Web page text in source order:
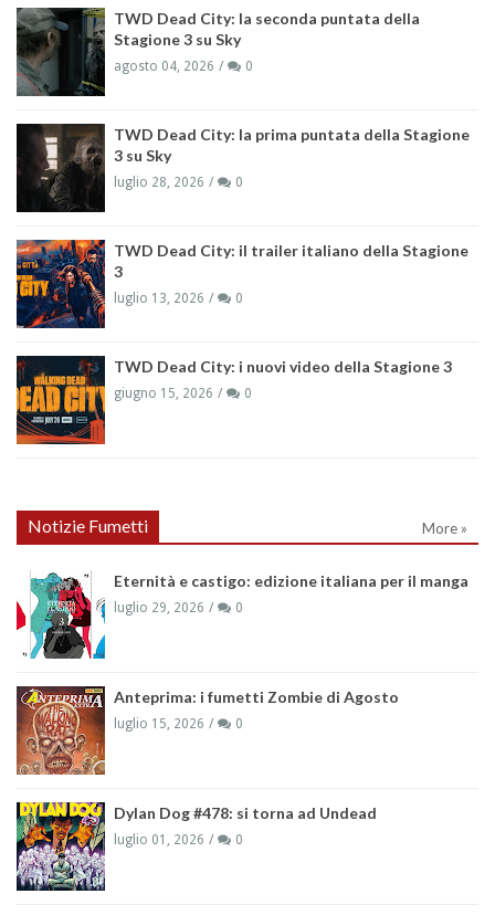
TWD Dead City: la seconda puntata della
Stagione 3 su Sky
agosto 04, 2026 0
TWD Dead City: la prima puntata della Stagione
3 su Sky
luglio 28, 2026 0
TWD Dead City: il trailer italiano della Stagione
3
luglio 13, 2026 0
TWD Dead City: i nuovi video della Stagione 3
giugno 15, 2026 0
Notizie Fumetti More »
Eternità e castigo: edizione italiana per il manga
luglio 29, 2026 0
Anteprima: i fumetti Zombie di Agosto
luglio 15, 2026 0
Dylan Dog #478: si torna ad Undead
luglio 01, 2026 0